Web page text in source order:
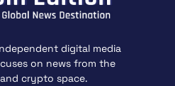
digital media
on news from the
crypto space.